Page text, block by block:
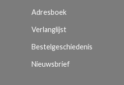
Adresboek
Verlanglijst
Bestelgeschiedenis
Nieuwsbrief